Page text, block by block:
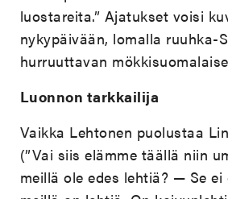
luostareita.” Ajatukset voisi
nykypäivään, lomalla ruuhka-
hurruuttavan
Luonnon tarkkailija
Vaikka Lehtonen puolustaa
(”Vai siis elämme täällä niin
meillä ole edes lehtiä? — Se